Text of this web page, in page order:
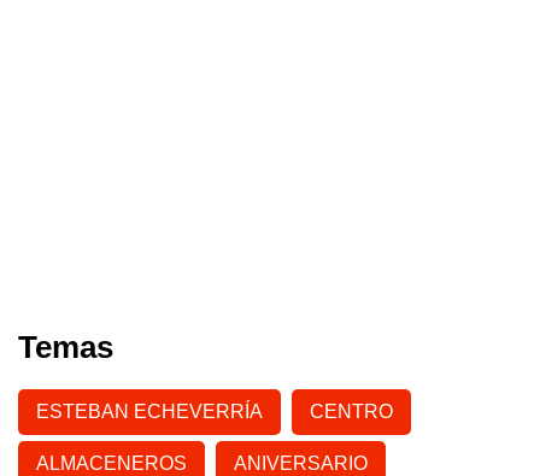
Temas
ESTEBAN ECHEVERRÍA CENTRO
ALMACENEROS ANIVERSARIO